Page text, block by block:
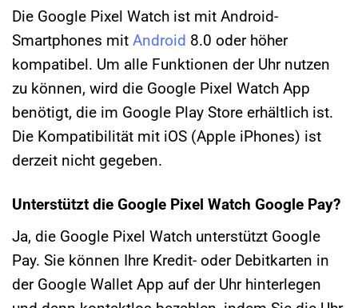
Die Google Pixel Watch ist mit Android-
Smartphones mit Android 8.0 oder höher
kompatibel. Um alle Funktionen der Uhr nutzen
zu können, wird die Google Pixel Watch App
benötigt, die im Google Play Store erhältlich ist.
Die Kompatibilität mit iOS (Apple iPhones) ist
derzeit nicht gegeben.
Unterstützt die Google Pixel Watch Google Pay?
Ja, die Google Pixel Watch unterstützt Google
Pay. Sie können Ihre Kredit- oder Debitkarten in
der Google Wallet App auf der Uhr hinterlegen